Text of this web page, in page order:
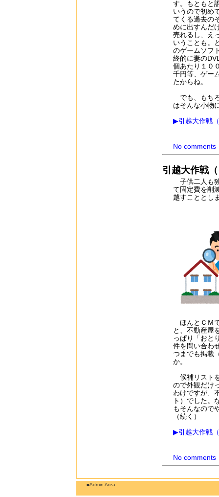
す。もともと
いうので初め
てくる過去の
めに出すんだ
売れるし、え
いうことも。
のゲームソフ
終的に妻の
個あたり１０
千円等、ゲー
たからね。
でも、もち
はそんな小物
▶引越大作戦
No comments
引越大作戦
子供二人も
て固定費を削
越すこととし
ほんとＣＭ
と、不動産屋
っぱり「おと
件を問い合わ
つまでも掲載
か。
候補リスト
ので外観だけ
わけですが、
ト）でした。
もそんなので
（続く）
▶引越大作戦
No comments
■Admin Area